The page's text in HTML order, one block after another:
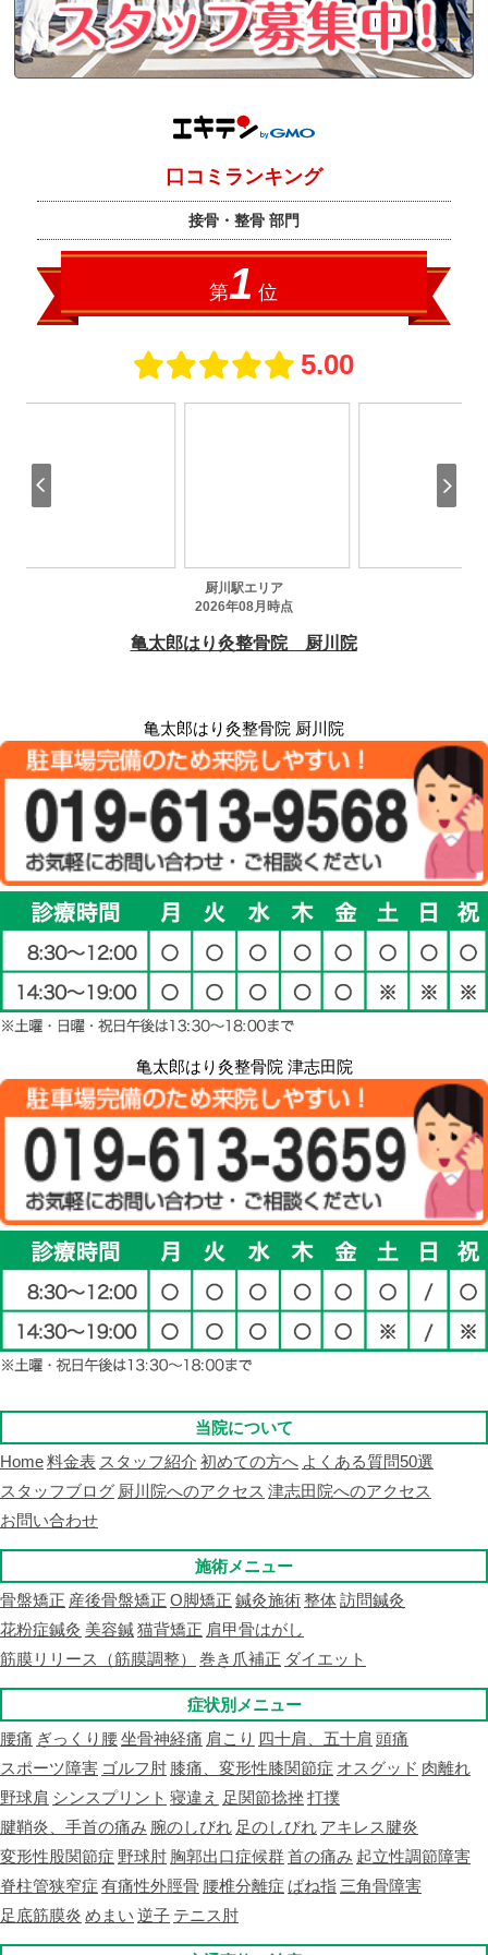
亀太郎はり灸整骨院 厨川院
亀太郎はり灸整骨院 津志田院
当院について
Home料金表 スタッフ紹介 初めての方へ よくある質問50選
スタッフブログ 厨川院へのアクセス 津志田院へのアクセス
お問い合わせ
施術メニュー
骨盤矯正 産後骨盤矯正 O脚矯正 鍼灸施術整体訪問鍼灸
花粉症鍼灸 美容鍼猫背矯正 肩甲骨はがし
筋膜リリース（筋膜調整）
巻き爪補正 ダイエット
症状別メニュー
腰痛 ぎっくり腰坐骨神経痛 肩こり 四十肩、五十肩 頭痛
スポーツ障害 ゴルフ肘 膝痛、変形性膝関節症 オスグッド 肉離れ
野球肩 シンスプリント 寝違え 足関節捻挫打撲
腱鞘炎、手首の痛み 腕のしびれ 足のしびれ アキレス腱炎
変形性股関節症 野球肘 胸郭出口症候群首の痛み 起立性調節障害
脊柱管狭窄症 有痛性外脛骨 腰椎分離症 ばね指 三角骨障害
足底筋膜炎 めまい 逆子 テニス肘